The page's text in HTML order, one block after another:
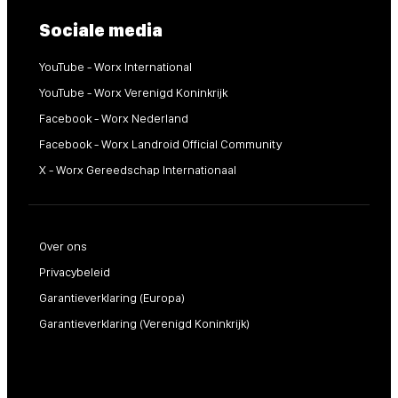
Sociale media
YouTube - Worx International
YouTube - Worx Verenigd Koninkrijk
Facebook - Worx Nederland
Facebook - Worx Landroid Official Community
X - Worx Gereedschap Internationaal
Over ons
Privacybeleid
Garantieverklaring (Europa)
Garantieverklaring (Verenigd Koninkrijk)